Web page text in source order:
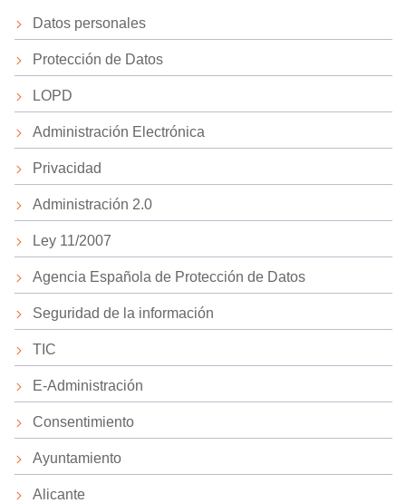
Datos personales
Protección de Datos
LOPD
Administración Electrónica
Privacidad
Administración 2.0
Ley 11/2007
Agencia Española de Protección de Datos
Seguridad de la información
TIC
E-Administración
Consentimiento
Ayuntamiento
Alicante